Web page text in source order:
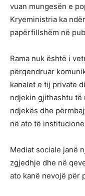
vuan mungesën e
Kryeministria ka
papërfillshëm në
Rama nuk është i
përqendruar
kanalet e tij private
ndjekin gjithashtu të
ndjekës dhe
në ato të
Mediat sociale janë
zgjedhje dhe në
ato kanë nevojë për